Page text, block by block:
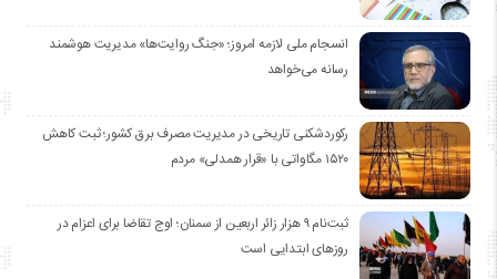
انسجام ملی لازمه امروز؛ «جنگ روایت‌ها» مدیریت هوشمند
رسانه می‌خواهد
رکوردشکنی تاریخی در مدیریت مصرف برق کشور؛ ثبت کاهش
۱۵۲۰ مگاواتی با «قرار همدلی» مردم
ثبت‌نام ۹ هزار زائر اربعین از سمنان؛ اوج تقاضا برای اعزام در
روزهای ابتدایی است